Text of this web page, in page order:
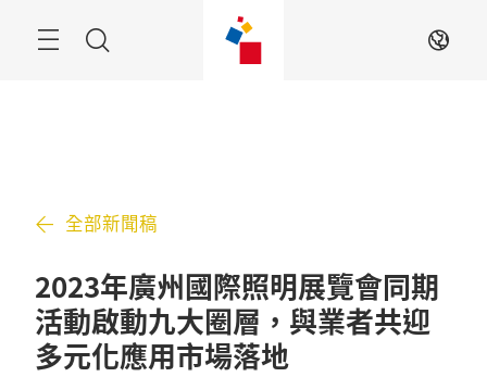
ZH
全部新聞稿
2023年廣州國際照明展覽會同期
活動啟動九大圈層，與業者共迎
多元化應用市場落地